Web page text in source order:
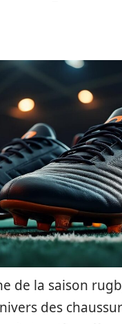
de la saison
des